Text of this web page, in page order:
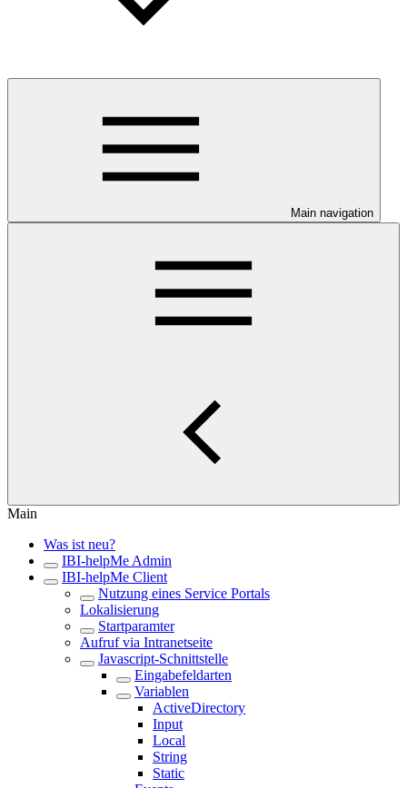
Main navigation
Main
Was ist neu?
IBI-helpMe Admin
IBI-helpMe Client
Nutzung eines Service Portals
Lokalisierung
Startparamter
Aufruf via Intranetseite
Javascript-Schnittstelle
Eingabefeldarten
Variablen
ActiveDirectory
Input
Local
String
Static